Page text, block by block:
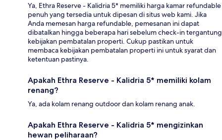
Ya, Ethra Reserve - Kalidria 5* memiliki harga kamar refundable
penuh yang tersedia untuk dipesan di situs web kami. Jika
Anda memesan harga refundable, pemesanan ini dapat
dibatalkan hingga beberapa hari sebelum check-in tergantung
kebijakan pembatalan properti. Cukup pastikan untuk
membaca kebijakan pembatalan properti ini untuk syarat dan
ketentuan pastinya.
Apakah Ethra Reserve - Kalidria 5* memiliki kolam
renang?
Ya, ada kolam renang outdoor dan kolam renang anak.
Apakah Ethra Reserve - Kalidria 5* mengizinkan
hewan peliharaan?